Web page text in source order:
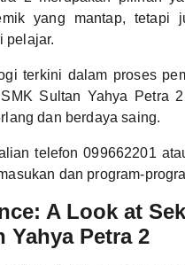
yang mantap,
pelajar.
terkini dalam proses
Sultan Yahya Petra
dan berdaya saing.
telefon 099662201
dan program-
A Look at
Yahya Petra 2